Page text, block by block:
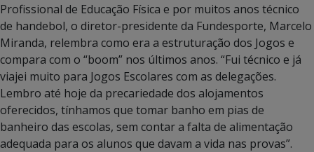
Profissional de Educação Física e por muitos anos técnico
de handebol, o diretor-presidente da Fundesporte, Marcelo
Miranda, relembra como era a estruturação dos Jogos e
compara com o “boom” nos últimos anos. “Fui técnico e já
viajei muito para Jogos Escolares com as delegações.
Lembro até hoje da precariedade dos alojamentos
oferecidos, tínhamos que tomar banho em pias de
banheiro das escolas, sem contar a falta de alimentação
adequada para os alunos que davam a vida nas provas”.